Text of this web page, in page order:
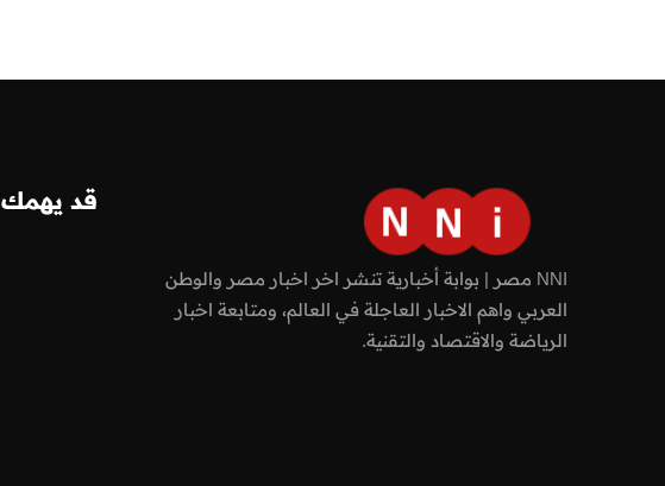
NNI مصر | بوابة أخبارية تنشر اخر اخبار مصر والوطن
العربي واهم الاخبار العاجلة في العالم، ومتابعة اخبار
الرياضة والاقتصاد والتقنية.
قد يهمك